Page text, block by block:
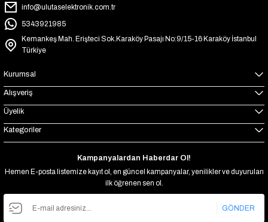
info@ulutaselektronik.com.tr
5343921985
Kemankeş Mah. Erişteci Sok.Karaköy Pasajı No:9/15-16 Karaköy İstanbul
Türkiye
Kurumsal
Alışveriş
Üyelik
Kategoriler
Kampanyalardan Haberdar Ol!
Hemen E-posta listemize kayıt ol, en güncel kampanyalar, yenilikler ve duyuruları
ilk öğrenen sen ol.
GÖNDER